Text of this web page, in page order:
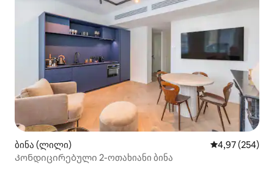
ბინა (ლილი) საშუალო
4,97 (254)
Კონდიცირებული 2-ოთახიანი ბინა